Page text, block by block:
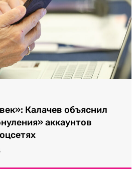
Калачев объяснил
аккаунтов